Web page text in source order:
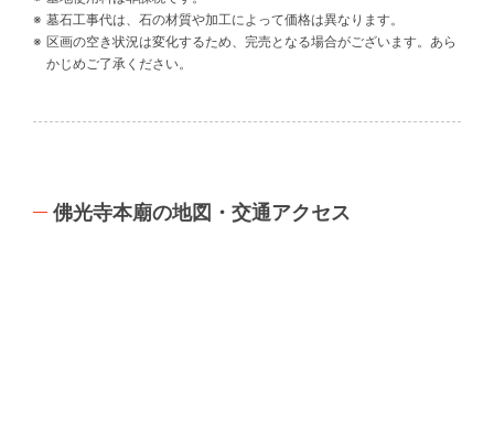
墓石工事代は、石の材質や加工によって価格は異なります。
区画の空き状況は変化するため、完売となる場合がございます。あら
かじめご了承ください。
佛光寺本廟の地図・交通アクセス